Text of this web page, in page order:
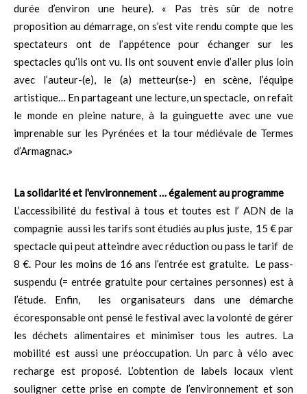
durée d’environ une heure). « Pas très sûr de notre
proposition au démarrage, on s’est vite rendu compte que les
spectateurs ont de l’appétence pour échanger sur les
spectacles qu’ils ont vu. Ils ont souvent envie d’aller plus loin
avec l’auteur-(e), le (a) metteur(se-) en scène, l’équipe
artistique… En partageant une lecture, un spectacle, on refait
le monde en pleine nature, à la guinguette avec une vue
imprenable sur les Pyrénées et la tour médiévale de Termes
d’Armagnac.»
La solidarité et l'environnement … également au programme
L’accessibilité du festival à tous et toutes est l’ ADN de la
compagnie aussi les tarifs sont étudiés au plus juste, 15 € par
spectacle qui peut atteindre avec réduction ou pass le tarif de
8 €. Pour les moins de 16 ans l’entrée est gratuite. Le pass-
suspendu (= entrée gratuite pour certaines personnes) est à
l’étude. Enfin, les organisateurs dans une démarche
écoresponsable ont pensé le festival avec la volonté de gérer
les déchets alimentaires et minimiser tous les autres. La
mobilité est aussi une préoccupation. Un parc à vélo avec
recharge est proposé. L’obtention de labels locaux vient
souligner cette prise en compte de l’environnement et son